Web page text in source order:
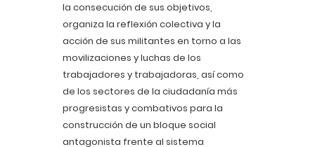
la consecución de sus objetivos,
organiza la reflexión colectiva y la
acción de sus militantes en torno a las
movilizaciones y luchas de los
trabajadores y trabajadoras, así como
de los sectores de la ciudadanía más
progresistas y combativos para la
construcción de un bloque social
antagonista frente al sistema